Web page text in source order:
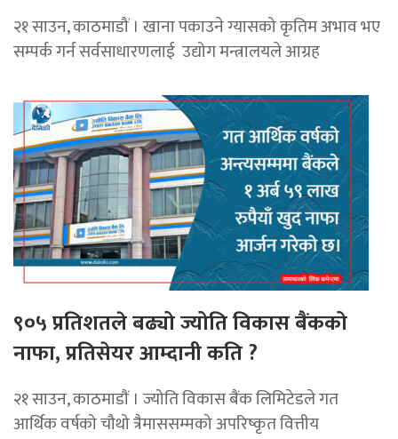
२१ साउन, काठमाडौं । खाना पकाउने ग्यासको कृतिम अभाव भए
सम्पर्क गर्न सर्वसाधारणलाई उद्योग मन्त्रालयले आग्रह
९०५ प्रतिशतले बढ्यो ज्योति विकास बैंकको
नाफा, प्रतिसेयर आम्दानी कति ?
२१ साउन, काठमाडाैं । ज्योति विकास बैंक लिमिटेडले गत
आर्थिक वर्षको चौथो त्रैमाससम्मको अपरिष्कृत वित्तीय